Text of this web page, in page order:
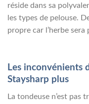
réside dans sa
les types de pelouse.
propre car l’herbe sera
Les inconvénients
Staysharp plus
La tondeuse n’est pas